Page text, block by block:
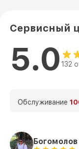
Сервисный
5.0 132
Обслуживание
Богомолов